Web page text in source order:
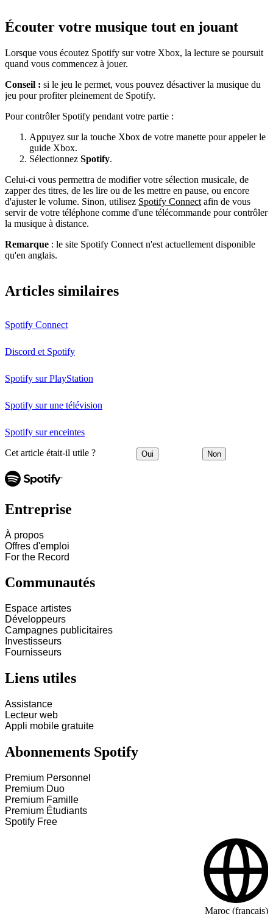
Écouter votre musique tout en jouant
Lorsque vous écoutez Spotify sur votre Xbox, la lecture se poursuit
quand vous commencez à jouer.
Conseil : si le jeu le permet, vous pouvez désactiver la musique du
jeu pour profiter pleinement de Spotify.
Pour contrôler Spotify pendant votre partie :
Appuyez sur la touche Xbox de votre manette pour appeler le
guide Xbox.
Sélectionnez Spotify.
Celui-ci vous permettra de modifier votre sélection musicale, de
zapper des titres, de les lire ou de les mettre en pause, ou encore
d'ajuster le volume. Sinon, utilisez Spotify Connect afin de vous
servir de votre téléphone comme d'une télécommande pour contrôler
la musique à distance.
Remarque : le site Spotify Connect n'est actuellement disponible
qu'en anglais.
Articles similaires
Spotify Connect
Discord et Spotify
Spotify sur PlayStation
Spotify sur une télévision
Spotify sur enceintes
Cet article était-il utile ? Oui Non
Entreprise
À propos
Offres d'emploi
For the Record
Communautés
Espace artistes
Développeurs
Campagnes publicitaires
Investisseurs
Fournisseurs
Liens utiles
Assistance
Lecteur web
Appli mobile gratuite
Abonnements Spotify
Premium Personnel
Premium Duo
Premium Famille
Premium Étudiants
Spotify Free
Maroc (français)